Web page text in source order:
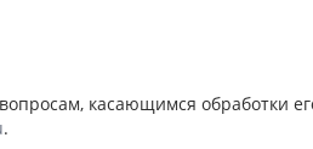
касающимся обработки
.